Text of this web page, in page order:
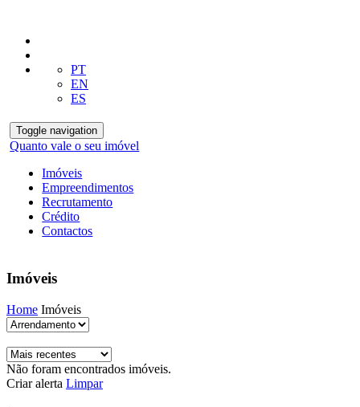
PT
EN
ES
Toggle navigation
Quanto vale o seu imóvel
Imóveis
Empreendimentos
Recrutamento
Crédito
Contactos
Imóveis
Home Imóveis
Não foram encontrados imóveis.
Criar alerta Limpar